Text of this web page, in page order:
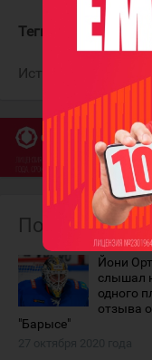
Теги: Ортио Йони
Источник: ХК
Похожие
Йони
слышал
одного
отзыва о
"Барысе"